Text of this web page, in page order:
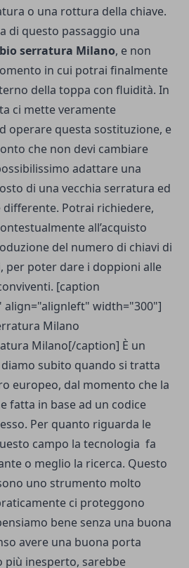
o una rottura della chiave.
di questo passaggio una
serratura Milano, e non
in cui potrai finalmente
della toppa con fluidità. In
ci mette veramente
operare questa sostituzione, e
che non devi cambiare
adattare una
di una vecchia serratura ed
Potrai richiedere,
all’acquisto
del numero di chiavi di
per poter dare i doppioni alle
[caption
align="alignleft" width="300"]
Milano[/caption] È un
subito quando si tratta
europeo, dal momento che la
fatta in base ad un codice
Per quanto riguarda le
campo la tecnologia fa
o meglio la ricerca. Questo
uno strumento molto
ci proteggono
bene senza una buona
avere una buona porta
più inesperto, sarebbe